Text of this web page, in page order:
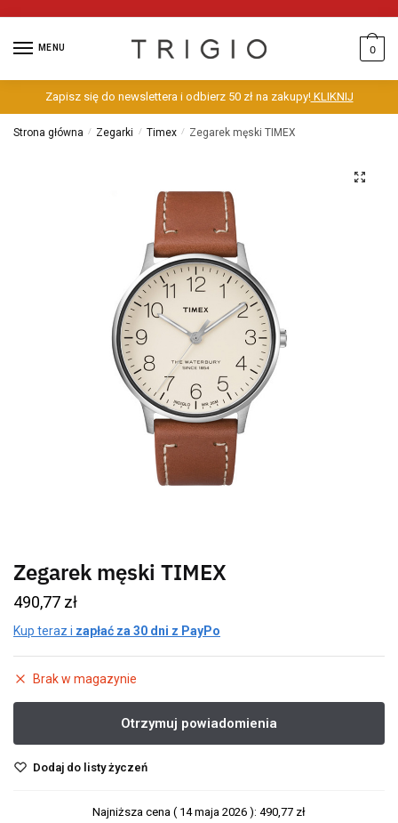
MENU 0
Zapisz się do newslettera i odbierz 50 zł na zakupy!KLIKNIJ
Strona główna / Zegarki / Timex / Zegarek męski TIMEX
Zegarek męski TIMEX
490,77 zł
Kup teraz i zapłać za 30 dni z PayPo
Brak w magazynie
Dodaj do listy życzeń
Najniższa cena ( 14 maja 2026 ): 490,77 zł